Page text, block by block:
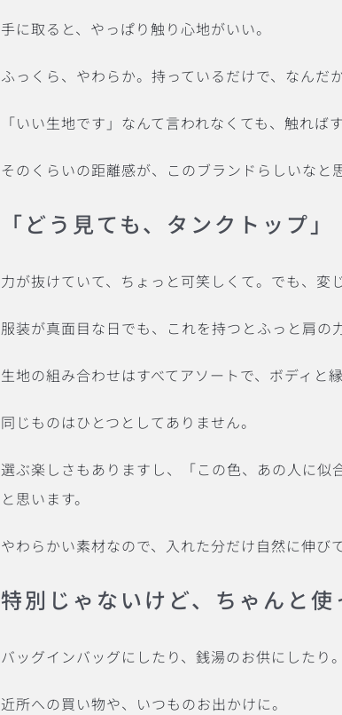
手に取ると、やっぱり触り心地がいい。
ふっくら、やわらか。持っているだけで、なんだ
「いい生地です」なんて言われなくても、触れば
そのくらいの距離感が、このブランドらしいなと
「どう見ても、タンクトップ」
力が抜けていて、ちょっと可笑しくて。でも、変
服装が真面目な日でも、これを持つとふっと肩の
生地の組み合わせはすべてアソートで、ボディと
同じものはひとつとしてありません。
選ぶ楽しさもありますし、「この色、あの人に
と思います。
やわらかい素材なので、入れた分だけ自然に伸び
特別じゃないけど、ちゃんと使
バッグインバッグにしたり、銭湯のお供にしたり。
近所への買い物や、いつものお出かけに。